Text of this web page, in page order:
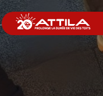
Passer
au
contenu